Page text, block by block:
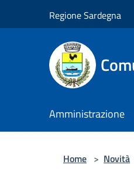
Regione Sardegna
Amministrazione
Home > Novità